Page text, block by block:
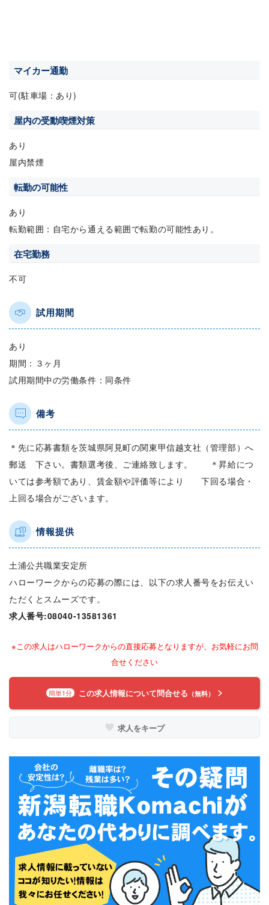
マイカー通勤
可(駐車場：あり)
屋内の受動喫煙対策
あり
屋内禁煙
転勤の可能性
あり
転勤範囲：自宅から通える範囲で転勤の可能性あり。
在宅勤務
不可
試用期間
あり
期間：３ヶ月
試用期間中の労働条件：同条件
備考
＊先に応募書類を茨城県阿見町の関東甲信越支社（管理部）へ
郵送 下さい。書類選考後、ご連絡致します。 ＊昇給につ
いては参考額であり、賃金額や評価等により 下回る場合・
上回る場合がございます。
情報提供
土浦公共職業安定所
ハローワークからの応募の際には、以下の求人番号をお伝えい
ただくとスムーズです。
求人番号:08040-13581361
※この求人はハローワークからの直接応募となりますが、お気軽にお問
合せください
簡単1分 この求人情報について問合せる （無料）
求人をキープ